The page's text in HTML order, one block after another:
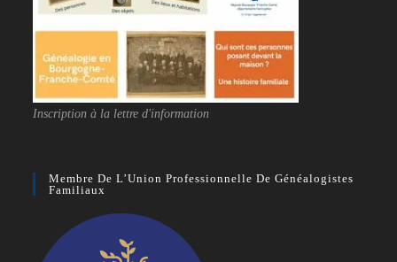
Inscription à la lettre d'information
Membre De L’Union Professionnelle De Généalogistes
Familiaux